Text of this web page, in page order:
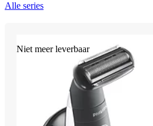
Alle series
Niet meer leverbaar